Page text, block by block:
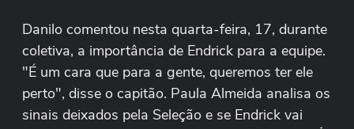
Danilo comentou nesta quarta-feira, 17, durante
coletiva, a importância de Endrick para a equipe.
"É um cara que para a gente, queremos ter ele
perto", disse o capitão. Paula Almeida analisa os
sinais deixados pela Seleção e se Endrick vai